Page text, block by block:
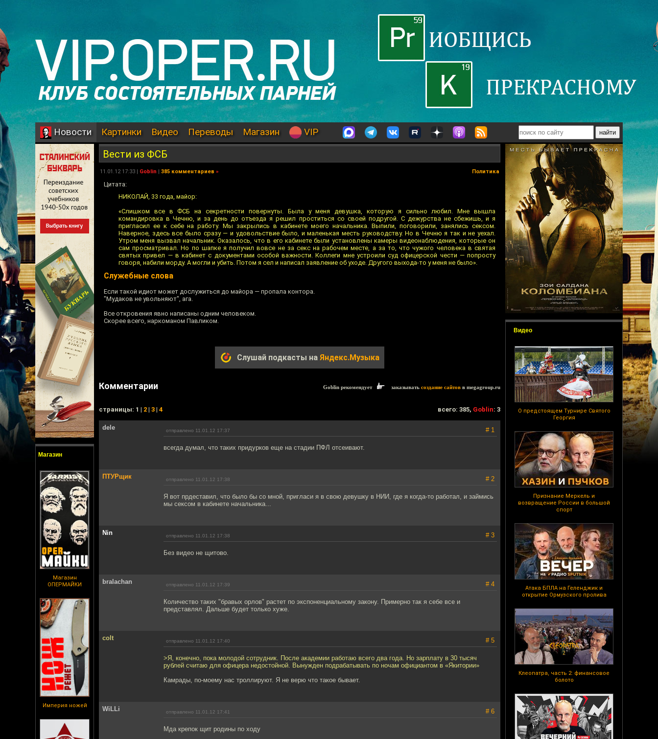
Новости Картинки Видео Переводы Магазин VIP
Магазин
Магазин
ОПЕРМАЙКИ
Империя ножей
Видео
О предстоящем Турнире Святого
Георгия
Признание Меркель и
возвращение России в большой
спорт
Атака БПЛА на Геленджик и
открытие Ормузского пролива
Клеопатра, часть 2: финансовое
болото
Вести из ФСБ
11.01.12 17:33 | Goblin | 385 комментариев » Политика
Цитата:
НИКОЛАЙ, 33 года, майор:
«Слишком все в ФСБ на секретности повернуты. Была у меня девушка, которую я сильно любил. Мне вышла
командировка в Чечню, и за день до отъезда я решил проститься со своей подругой. С дежурства не сбежишь, и я
пригласил ее к себе на работу. Мы закрылись в кабинете моего начальника. Выпили, поговорили, занялись сексом.
Наверное, здесь все было сразу — и удовольствие было, и маленькая месть руководству. Но в Чечню я так и не уехал.
Утром меня вызвал начальник. Оказалось, что в его кабинете были установлены камеры видеонаблюдения, которые он
сам просматривал. Но по шапке я получил вовсе не за секс на рабочем месте, а за то, что чужого человека в святая
святых привел — в кабинет с документами особой важности. Коллеги мне устроили суд офицерской чести — попросту
говоря, набили морду. А могли и убить. Потом я сел и написал заявление об уходе. Другого выхода-то у меня не было».
Служебные слова
Если такой идиот может дослужиться до майора — пропала контора.
"Мудаков не увольняют", ага.
Все откровения явно написаны одним человеком.
Скорее всего, наркоманом Павликом.
Слушай подкасты на Яндекс.Музыка
Комментарии Goblin рекомендует заказывать создание сайтов в megagroup.ru
cтраницы: 1 | 2 | 3 | 4 всего: 385, Goblin: 3
dele отправлено 11.01.12 17:37 # 1
всегда думал, что таких придурков еще на стадии ПФЛ отсеивают.
ПТУРщик отправлено 11.01.12 17:38 # 2
Я вот прдеставил, что было бы со мной, пригласи я в свою девушку в НИИ, где я когда-то работал, и займись
мы сексом в кабинете начальника...
Nin отправлено 11.01.12 17:38 # 3
Без видео не щитово.
bralachan отправлено 11.01.12 17:39 # 4
Количество таких "бравых орлов" растет по экспоненциальному закону. Примерно так я себе все и
представлял. Дальше будет только хуже.
colt отправлено 11.01.12 17:40 # 5
>Я, конечно, пока молодой сотрудник. После академии работаю всего два года. Но зарплату в 30 тысяч
рублей считаю для офицера недостойной. Вынужден подрабатывать по ночам официантом в «Якитории»
Камрады, по-моему нас троллируют. Я не верю что такое бывает.
WiLLi отправлено 11.01.12 17:41 # 6
Мда крепок щит родины по ходу